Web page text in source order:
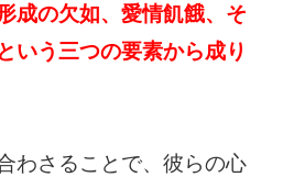
成の欠如、愛情飢餓、そ
いう三つの要素から成り
わさることで、彼らの心